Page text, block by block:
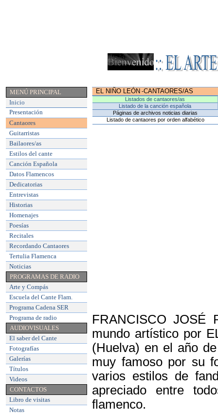
MENÚ PRINCIPAL
Inicio
Presentación
Cantaores
Guitarristas
Bailaores/as
Estilos del cante
Canción Española
Datos Flamencos
Dedicatorias
Entrevistas
Historias
Homenajes
Poesías
Recitales
Recordando Cantaores
Tertulia Flamenca
Noticias
PROGRAMAS DE RADIO
Arte y Compás
Escuela del Cante Flam.
Programa Cadena SER
Programa de radio
AUDIOVISUALES
El saber del Cante
Fotografías
Galerías
Títulos
Videos
CONTACTOS
Libro de visitas
Notas
EL NIÑO LEÓN -CANTAORES/AS
Listados de cantaores/as
Listado de la canción española
Páginas de archivos noticias diarias
Listado de cantaores por orden alfabético
FRANCISCO JOSÉ
mundo artístico por
(Huelva) en el año
muy famoso por su
varios estilos de
apreciado entre
flamenco.